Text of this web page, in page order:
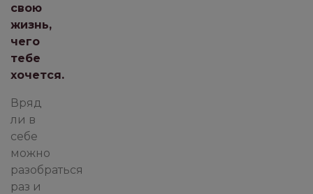
свою
жизнь,
чего
тебе
хочется.
Вряд
ли в
себе
можно
разобраться
раз и